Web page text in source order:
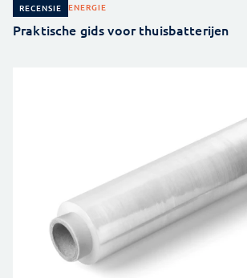
RECENSIE ENERGIE
Praktische gids voor thuisbatterijen